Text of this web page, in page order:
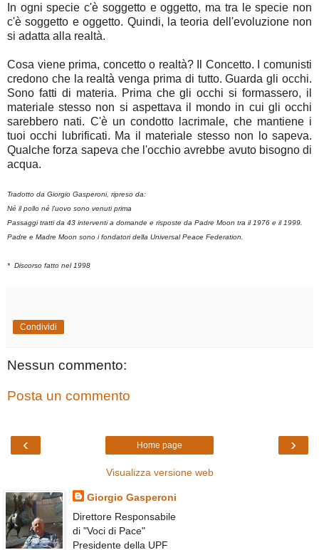
In ogni specie c'è soggetto e oggetto, ma tra le specie non
c'è soggetto e oggetto. Quindi, la teoria dell'evoluzione non
si adatta alla realtà.
Cosa viene prima, concetto o realtà? Il Concetto. I comunisti
credono che la realtà venga prima di tutto. Guarda gli occhi.
Sono fatti di materia. Prima che gli occhi si formassero, il
materiale stesso non si aspettava il mondo in cui gli occhi
sarebbero nati. C'è un condotto lacrimale, che mantiene i
tuoi occhi lubrificati. Ma il materiale stesso non lo sapeva.
Qualche forza sapeva che l'occhio avrebbe avuto bisogno di
acqua.
Tradotto da Giorgio Gasperoni, ripreso da:
Né il pollo né l'uovo sono venuti prima
Passaggi tratti da 43 interventi a domande e risposte da Padre Moon tra il 1976 e il 1999.
Padre e Madre Moon sono i fondatori della Universal Peace Federation.
* Discorso fatto nel 1998
Condividi
Nessun commento:
Posta un commento
‹ ›
Home page
Visualizza versione web
Giorgio Gasperoni
Direttore Responsabile
di "Voci di Pace"
Presidente della UPF